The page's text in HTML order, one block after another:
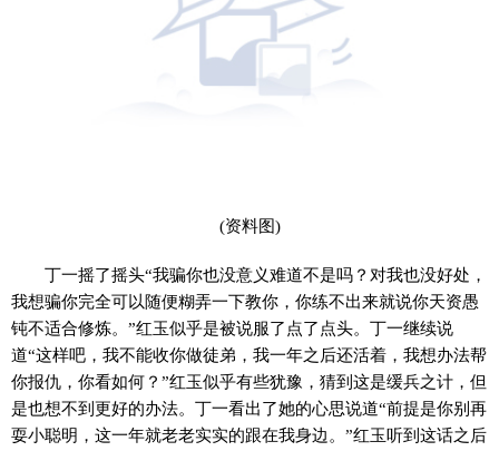
(资料图)
丁一摇了摇头“我骗你也没意义难道不是吗？对我也没好处，
我想骗你完全可以随便糊弄一下教你，你练不出来就说你天资愚
钝不适合修炼。”红玉似乎是被说服了点了点头。丁一继续说
道“这样吧，我不能收你做徒弟，我一年之后还活着，我想办法帮
你报仇，你看如何？”红玉似乎有些犹豫，猜到这是缓兵之计，但
是也想不到更好的办法。丁一看出了她的心思说道“前提是你别再
耍小聪明，这一年就老老实实的跟在我身边。”红玉听到这话之后